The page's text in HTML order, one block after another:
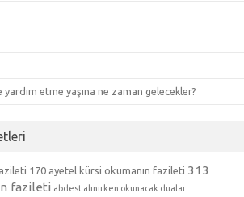
etme yaşına ne zaman gelecekler?
170 ayetel kürsi okumanın fazileti 313
fazileti abdest alınırken okunacak dualar